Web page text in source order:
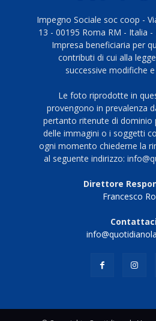
Impegno Sociale soc coop -
13 - 00195 Roma RM - Italia -
Impresa beneficiaria per
contributi di cui alla
successive modifiche
Le foto riprodotte in
provengono in prevalenza
pertanto ritenute di dominio
delle immagini o i soggetti
ogni momento chiederne la
al seguente indirizzo:
Direttore
Francesco